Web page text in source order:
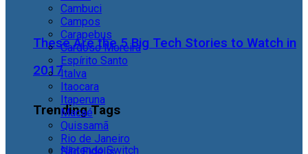
These Are the 5 Big Tech Stories to Watch in
2017
Trending Tags
Nintendo Switch
Cambuci
Campos
Carapebus
Cardoso Moreira
Espírito Santo
Italva
Itaocara
Itaperuna
Macaé
Quissamã
Rio de Janeiro
São Fidélis